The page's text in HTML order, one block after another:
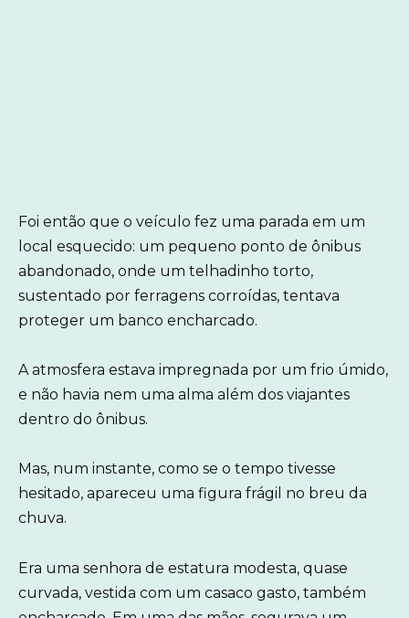
Foi então que o veículo fez uma parada em um
local esquecido: um pequeno ponto de ônibus
abandonado, onde um telhadinho torto,
sustentado por ferragens corroídas, tentava
proteger um banco encharcado.
A atmosfera estava impregnada por um frio úmido,
e não havia nem uma alma além dos viajantes
dentro do ônibus.
Mas, num instante, como se o tempo tivesse
hesitado, apareceu uma figura frágil no breu da
chuva.
Era uma senhora de estatura modesta, quase
curvada, vestida com um casaco gasto, também